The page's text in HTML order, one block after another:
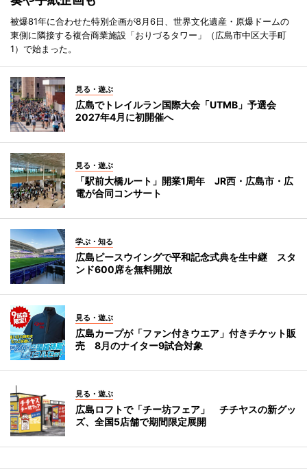
被爆81年に合わせた特別企画が8月6日、世界文化遺産・原爆ドームの
東側に隣接する複合商業施設「おりづるタワー」（広島市中区大手町
1）で始まった。
見る・遊ぶ
広島でトレイルラン国際大会「UTMB」予選会
2027年4月に初開催へ
見る・遊ぶ
「駅前大橋ルート」開業1周年 JR西・広島市・広
電が合同コンサート
学ぶ・知る
広島ピースウイングで平和記念式典を生中継 スタ
ンド600席を無料開放
見る・遊ぶ
広島カープが「ファン付きウエア」付きチケット販
売 8月のナイター9試合対象
見る・遊ぶ
広島ロフトで「チー坊フェア」 チチヤスの新グッ
ズ、全国5店舗で期間限定展開